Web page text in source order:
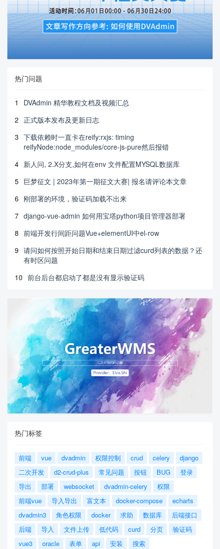
热门问题
1
DVAdmin 精华教程文档及视频汇总
2 正式版本发布及更新日志
3 下载依赖时一直卡在reify:rxjs: timing
reifyNode:node_modules/core-js-pure然后报错
4 新人问, 2.X分支,如何在env 文件配置MYSQL数据库
5 巨梦征文 | 2023年第一期征文大赛| 报名请评论本文章
6 刚部署的环境，验证码加载不出来
7 django-vue-admin 如何用宝塔python项目管理器部署
8 前端开发行间距问题Vue+elementUI中el-row
9 请问如何按照开始日期和结束日期过滤curd列表的数据？还
有时区问题
10 前台后台都启动了都是没有显示验证码
热门标签
前端 vue dvadmin 权限控制 crud celery
django
二次开发
d2-crud-plus 常见问题 按钮 BUG
登录
导出
部署 websocket dvadmin-celery
权限
前端vue
导入导出 富文本 docker-compose
echarts
dvadmin3
角色权限 docker 求助 数据库
后端接口
后端
导入 文件上传 低代码 curd 分页
验证码
vue3
oracle 表单 api 安装
搜索